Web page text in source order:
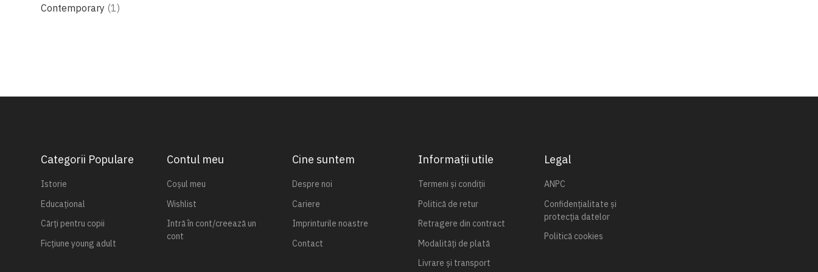
Contemporary 1produs
Categorii Populare
Istorie
Educațional
Cărți pentru copii
Ficțiune young adult
Contul meu
Coșul meu
Wishlist
Intră în cont/creează un
cont
Cine suntem
Despre noi
Cariere
Imprinturile noastre
Contact
Informații utile
Termeni și condiții
Politică de retur
Retragere din contract
Modalități de plată
Livrare și transport
Legal
ANPC
Confidențialitate și
protecția datelor
Politică cookies